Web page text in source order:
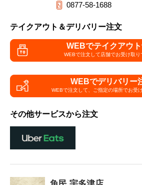
0877-58-1688
テイクアウト＆デリバリー注文
WEBでテイクアウ
WEBで注文して店舗でお受け取り
WEBでデリバリー
WEBで注文して、 ご指定の場所でお受
その他サービスから注文